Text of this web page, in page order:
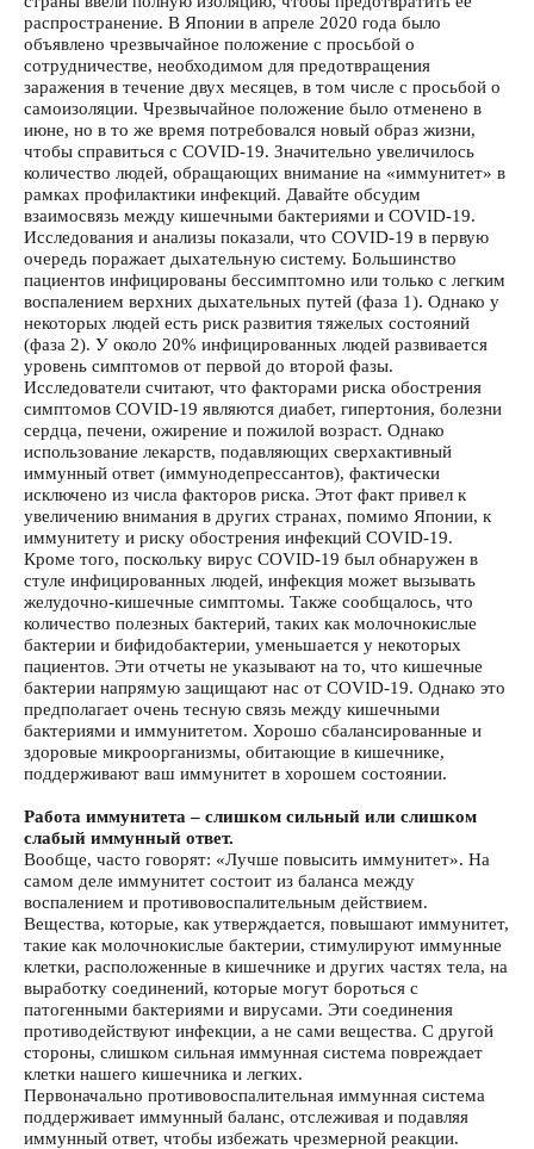
распространение. В Японии в апреле 2020 года было
объявлено чрезвычайное положение с просьбой о
сотрудничестве, необходимом для предотвращения
заражения в течение двух месяцев, в том числе с просьбой о
самоизоляции. Чрезвычайное положение было отменено в
июне, но в то же время потребовался новый образ жизни,
чтобы справиться с COVID-19. Значительно увеличилось
количество людей, обращающих внимание на «иммунитет» в
рамках профилактики инфекций. Давайте обсудим
взаимосвязь между кишечными бактериями и COVID-19.
Исследования и анализы показали, что COVID-19 в первую
очередь поражает дыхательную систему. Большинство
пациентов инфицированы бессимптомно или только с легким
воспалением верхних дыхательных путей (фаза 1). Однако у
некоторых людей есть риск развития тяжелых состояний
(фаза 2). У около 20% инфицированных людей развивается
уровень симптомов от первой до второй фазы.
Исследователи считают, что факторами риска обострения
симптомов COVID-19 являются диабет, гипертония, болезни
сердца, печени, ожирение и пожилой возраст. Однако
использование лекарств, подавляющих сверхактивный
иммунный ответ (иммунодепрессантов), фактически
исключено из числа факторов риска. Этот факт привел к
увеличению внимания в других странах, помимо Японии, к
иммунитету и риску обострения инфекций COVID-19.
Кроме того, поскольку вирус COVID-19 был обнаружен в
стуле инфицированных людей, инфекция может вызывать
желудочно-кишечные симптомы. Также сообщалось, что
количество полезных бактерий, таких как молочнокислые
бактерии и бифидобактерии, уменьшается у некоторых
пациентов. Эти отчеты не указывают на то, что кишечные
бактерии напрямую защищают нас от COVID-19. Однако это
предполагает очень тесную связь между кишечными
бактериями и иммунитетом. Хорошо сбалансированные и
здоровые микроорганизмы, обитающие в кишечнике,
поддерживают ваш иммунитет в хорошем состоянии.
Работа иммунитета – слишком сильный или слишком
слабый иммунный ответ.
Вообще, часто говорят: «Лучше повысить иммунитет». На
самом деле иммунитет состоит из баланса между
воспалением и противовоспалительным действием.
Вещества, которые, как утверждается, повышают иммунитет,
такие как молочнокислые бактерии, стимулируют иммунные
клетки, расположенные в кишечнике и других частях тела, на
выработку соединений, которые могут бороться с
патогенными бактериями и вирусами. Эти соединения
противодействуют инфекции, а не сами вещества. С другой
стороны, слишком сильная иммунная система повреждает
клетки нашего кишечника и легких.
Первоначально противовоспалительная иммунная система
поддерживает иммунный баланс, отслеживая и подавляя
иммунный ответ, чтобы избежать чрезмерной реакции.